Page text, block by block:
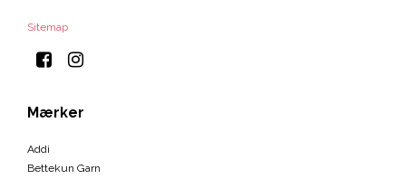
Sitemap
Mærker
Addi
Bettekun Garn